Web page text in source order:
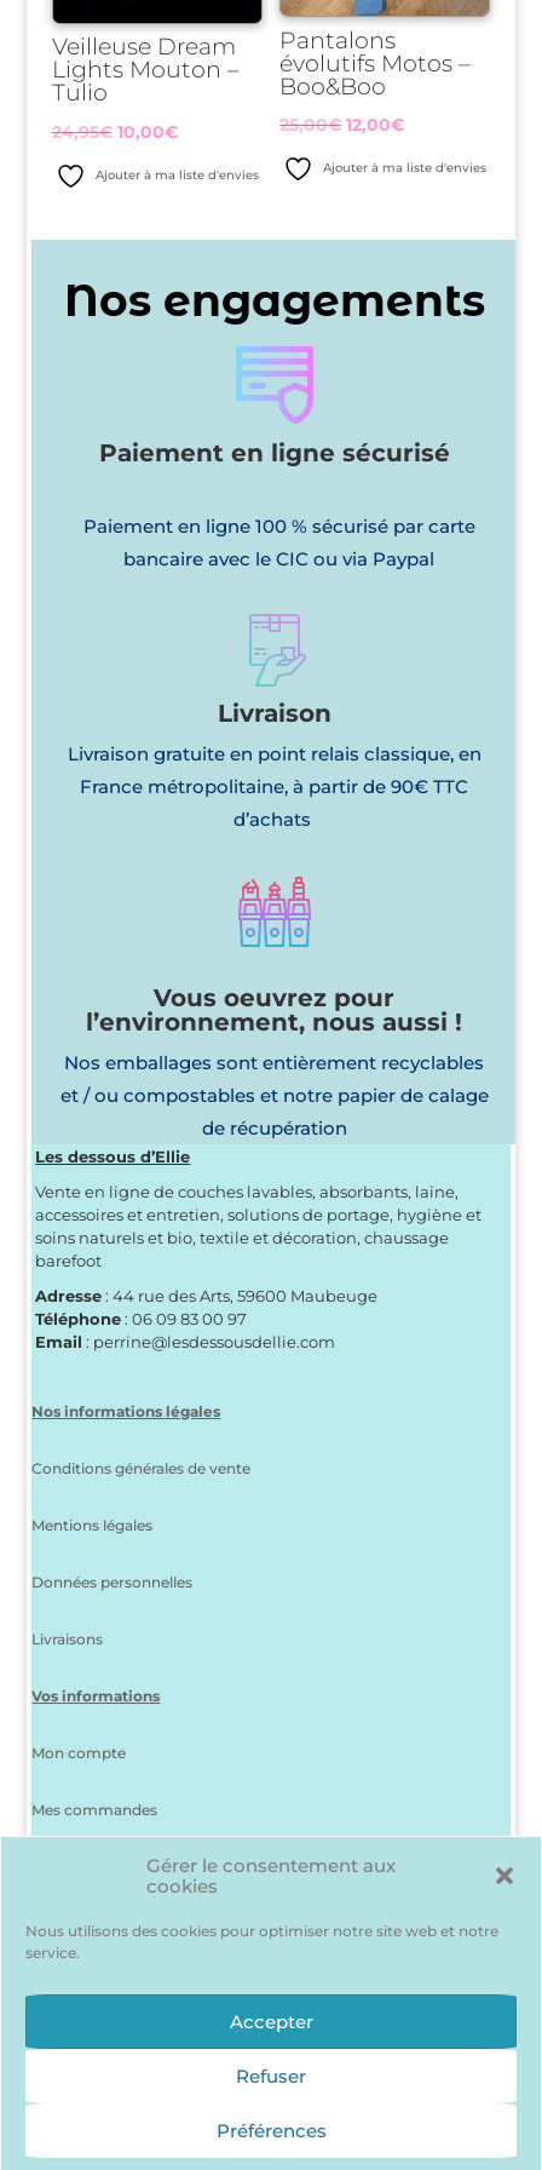
Gérer le consentement aux
cookies
Nous utilisons des cookies pour optimiser notre site web et notre
service.
Accepter
Refuser
Préférences
Veilleuse Dream
Lights Mouton –
Tulio
24,95€ Le
10,00€Le
Ajouter à ma liste d'envies
Pantalons
évolutifs Motos –
Boo&Boo
25,00€ Le
12,00€Le
Ajouter à ma liste d'envies
Nos engagements
Paiement en ligne sécurisé
Paiement en ligne 100 % sécurisé par carte
bancaire avec le CIC ou via Paypal
Livraison
Livraison gratuite en point relais classique, en
France métropolitaine, à partir de 90€ TTC
d’achats
Vous oeuvrez pour
l’environnement, nous aussi !
Nos emballages sont entièrement recyclables
et / ou compostables et notre papier de calage
de récupération
Les dessous d’Ellie
Vente en ligne de couches lavables, absorbants, laine,
accessoires et entretien, solutions de portage, hygiène et
soins naturels et bio, textile et décoration, chaussage
barefoot
Adresse: 44 rue des Arts, 59600 Maubeuge
Téléphone: 06 09 83 00 97
Email : perrine@lesdessousdellie.com
Nos informations légales
Conditions générales de vente
Mentions légales
Données personnelles
Livraisons
Vos informations
Mon compte
Mes commandes
J’ai perdu mon mot de passe
Déconnexion
Des produits me plaisent mais je suis indécis(e) ? Pas de
problème, pour les garder en mémoire…
J’accède à ma liste d’envie !